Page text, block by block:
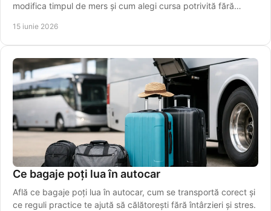
modifica timpul de mers și cum alegi cursa potrivită fără
15 iunie 2026
Ce bagaje poți lua în autocar
Află ce bagaje poți lua în autocar, cum se transportă corect și
ce reguli practice te ajută să călătorești fără întârzieri și stres.